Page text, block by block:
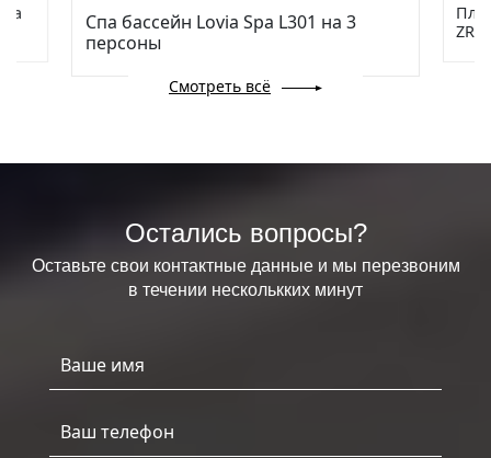
Спа бассейн Lovia Spa L301 на 3
персоны
Смотреть всё
Остались вопросы?
Оставьте свои контактные данные и мы перезвоним
в течении несколькких минут